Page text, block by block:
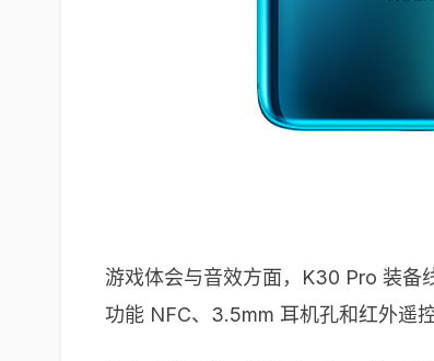
游戏体会与音效方面，K30 Pro 装备
功能 NFC、3.5mm 耳机孔和红外遥